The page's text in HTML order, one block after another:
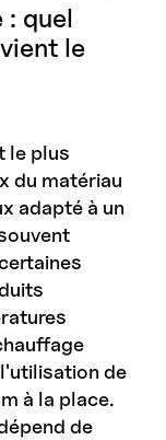
: quel
le
le plus
du matériau
adapté à un
de
à la place.
de